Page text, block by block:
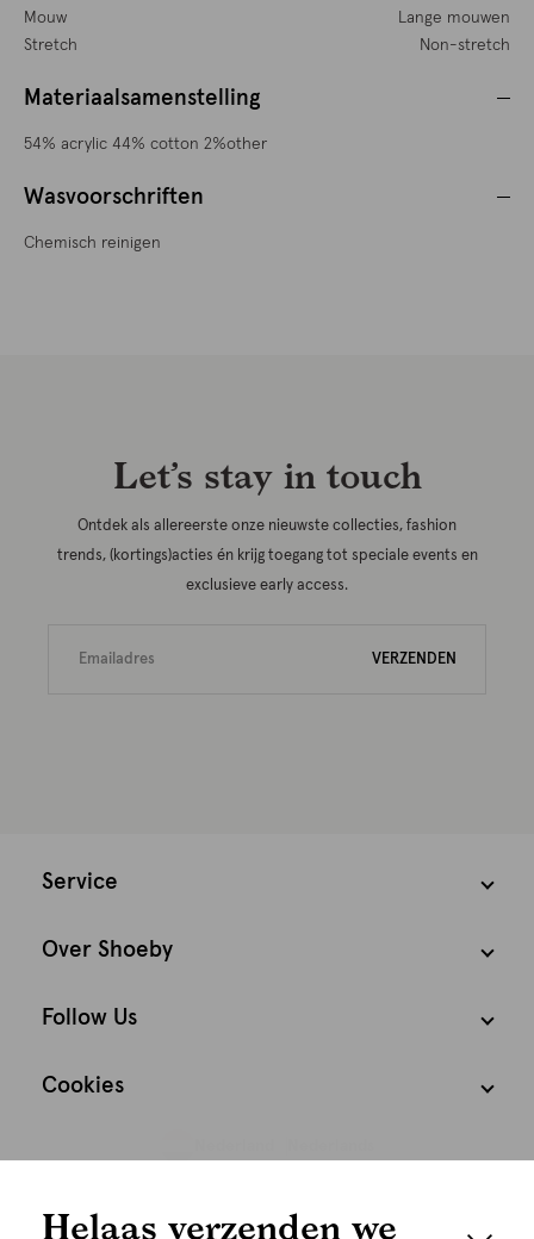
Mouw
Lange mouwen
Stretch
Non-stretch
Materiaalsamenstelling
54% acrylic 44% cotton 2%other
Wasvoorschriften
Chemisch reinigen
Let’s stay in touch
Ontdek als allereerste onze nieuwste collecties, fashion
trends, (kortings)acties én krijg toegang tot speciale events en
exclusieve early access.
VERZENDEN
Service
Over Shoeby
Follow Us
Cookies
Helaas verzenden we